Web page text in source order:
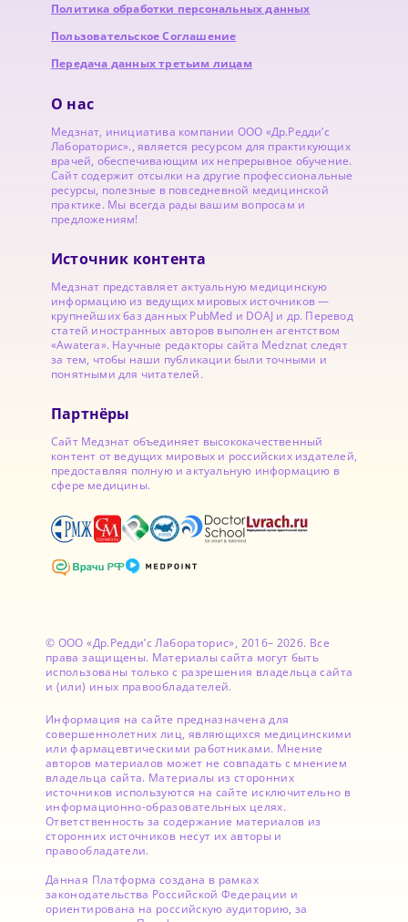
Политика обработки персональных данных
Пользовательское Соглашение
Передача данных третьим лицам
О нас
Медзнат, инициатива компании ООО «Др.Редди’с
Лабораторис»., является ресурсом для практикующих
врачей, обеспечивающим их непрерывное обучение.
Сайт содержит отсылки на другие профессиональные
ресурсы, полезные в повседневной медицинской
практике. Мы всегда рады вашим вопросам и
предложениям!
Источник контента
Медзнат представляет актуальную медицинскую
информацию из ведущих мировых источников —
крупнейших баз данных PubMed и DOAJ и др. Перевод
статей иностранных авторов выполнен агентством
«Awatera». Научные редакторы сайта Medznat следят
за тем, чтобы наши публикации были точными и
понятными для читателей.
Партнёры
Сайт Медзнат объединяет высококачественный
контент от ведущих мировых и российских издателей,
предоставляя полную и актуальную информацию в
сфере медицины.
© ООО «Др.Редди’с Лабораторис», 2016– 2026. Все
права защищены. Материалы сайта могут быть
использованы только с разрешения владельца сайта
и (или) иных правообладателей.
Информация на сайте предназначена для
совершеннолетних лиц, являющихся медицинскими
или фармацевтическими работниками. Мнение
авторов материалов может не совпадать с мнением
владельца сайта. Материалы из сторонних
источников используются на сайте исключительно в
информационно-образовательных целях.
Ответственность за содержание материалов из
сторонних источников несут их авторы и
правообладатели.
Данная Платформа создана в рамках
законодательства Российской Федерации и
ориентирована на российскую аудиторию, за